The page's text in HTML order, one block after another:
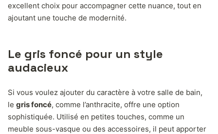
excellent choix pour accompagner cette nuance, tout en
ajoutant une touche de modernité.
Le gris foncé pour un style
audacieux
Si vous voulez ajouter du caractère à votre salle de bain,
le gris foncé, comme l’anthracite, offre une option
sophistiquée. Utilisé en petites touches, comme un
meuble sous-vasque ou des accessoires, il peut apporter